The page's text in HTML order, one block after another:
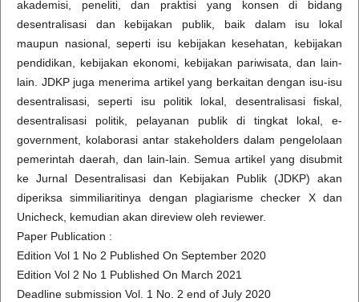
akademisi, peneliti, dan praktisi yang konsen di bidang
desentralisasi dan kebijakan publik, baik dalam isu lokal
maupun nasional, seperti isu kebijakan kesehatan, kebijakan
pendidikan, kebijakan ekonomi, kebijakan pariwisata, dan lain-
lain. JDKP juga menerima artikel yang berkaitan dengan isu-isu
desentralisasi, seperti isu politik lokal, desentralisasi fiskal,
desentralisasi politik, pelayanan publik di tingkat lokal, e-
government, kolaborasi antar stakeholders dalam pengelolaan
pemerintah daerah, dan lain-lain. Semua artikel yang disubmit
ke Jurnal Desentralisasi dan Kebijakan Publik (JDKP) akan
diperiksa simmiliaritinya dengan plagiarisme checker X dan
Unicheck, kemudian akan direview oleh reviewer.
Paper Publication :
Edition Vol 1 No 2 Published On September 2020
Edition Vol 2 No 1 Published On March 2021
Deadline submission Vol. 1 No. 2 end of July 2020